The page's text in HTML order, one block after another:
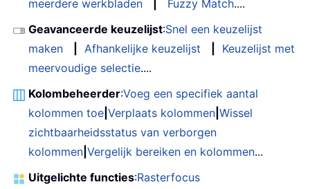
    MsgBox
"Common values
End Sub
meerdere werkbladen
Fuzzy Match....
Geavanceerde keuzelijst:Snel een keuzelijst
maken
Afhankelijke keuzelijst
Keuzelijst met
meervoudige selectie....
Kolombeheerder:Voeg een specifiek aantal
kolommen toe Verplaats kolommen Wissel
zichtbaarheidsstatus van verborgen
kolommen Vergelijk bereiken en kolommen...
Uitgelichte functies:Rasterfocus